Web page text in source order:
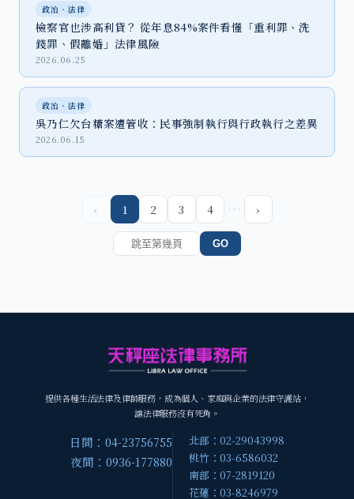
政治‧法律
檢察官也涉高利貸？ 從年息84%案件看懂「重利罪、洗
錢罪、假離婚」法律風險
2026.06.25
政治‧法律
吳乃仁欠台糖案遭管收：民事強制執行與行政執行之差異
2026.06.15
‹ 1 2 3 4 … ›
GO
提供各種生活法律及律師服務，成為個人、家庭與企業的法律守護站，
讓法律服務沒有死角。
日間：04-23756755
夜間：0936-177880
北部：02-29043998
桃竹：03-6586032
南部：07-2819120
花蓮：03-8246979